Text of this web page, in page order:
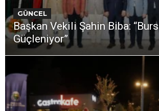
GÜNCEL
Başkan Vekili Şahin Biba:
Güçleniyor”